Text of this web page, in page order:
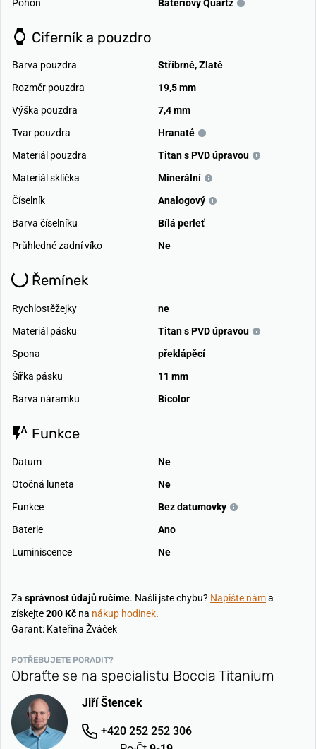
Pohon Bateriový Quartz
Ciferník a pouzdro
Barva pouzdra Stříbrné,Zlaté
Rozměr pouzdra
19,5 mm
Výška pouzdra
7,4 mm
Tvar pouzdra
Hranaté
Materiál pouzdra
Titan s PVD úpravou
Materiál sklíčka
Minerální
Číselník
Analogový
Barva číselníku
Bílá perleť
Průhledné zadní víko
Ne
Řemínek
Rychlostěžejky
ne
Materiál pásku
Titan s PVD úpravou
Spona
překlápěcí
Šířka pásku
11 mm
Barva náramku
Bicolor
Funkce
Datum
Ne
Otočná luneta
Ne
Funkce
Bez datumovky
Baterie
Ano
Luminiscence
Ne
Za správnost údajů ručíme. Našli jste chybu? Napište náma
získejte200 Kč na nákup hodinek.
Garant: Kateřina Žváček
POTŘEBUJETE PORADIT?
Obraťte se na specialistu Boccia Titanium
Jiří Štencek
+420 252 252 306